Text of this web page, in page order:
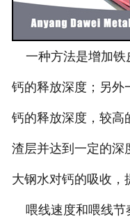
一种方法是增加铁
钙的释放深度；另外
钙的释放深度，较高
渣层并达到一定的深
大钢水对钙的吸收，
喂线速度和喂线节